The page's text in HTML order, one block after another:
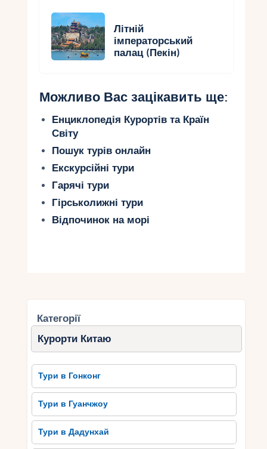
Літній
імператорський
палац (Пекін)
Можливо Вас зацікавить ще:
Енциклопедія Курортів та Країн
Світу
Пошук турів онлайн
Екскурсійні тури
Гарячі тури
Гірськолижні тури
Відпочинок на морі
Категорії
Курорти Китаю
Тури в Гонконг
Тури в Гуанчжоу
Тури в Дадунхай